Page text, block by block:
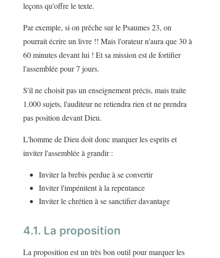
leçons qu'offre le texte.
Par exemple, si on prêche sur le Psaumes 23, on
pourrait écrire un livre !! Mais l'orateur n'aura que 30 à
60 minutes devant lui ! Et sa mission est de fortifier
l'assemblée pour 7 jours.
S'il ne choisit pas un enseignement précis, mais traite
1.000 sujets, l'auditeur ne retiendra rien et ne prendra
pas position devant Dieu.
L'homme de Dieu doit donc marquer les esprits et
inviter l'assemblée à grandir :
Inviter la brebis perdue à se convertir
Inviter l'impénitent à la repentance
Inviter le chrétien à se sanctifier davantage
4.1. La proposition
La proposition est un très bon outil pour marquer les